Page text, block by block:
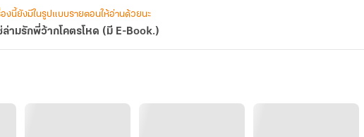
องนี้ยังมีในรูปแบบรายตอนให้อ่านด้วยนะ
ล่ามรักพี่ว้ากโคตรโหด (มี E-Book.)